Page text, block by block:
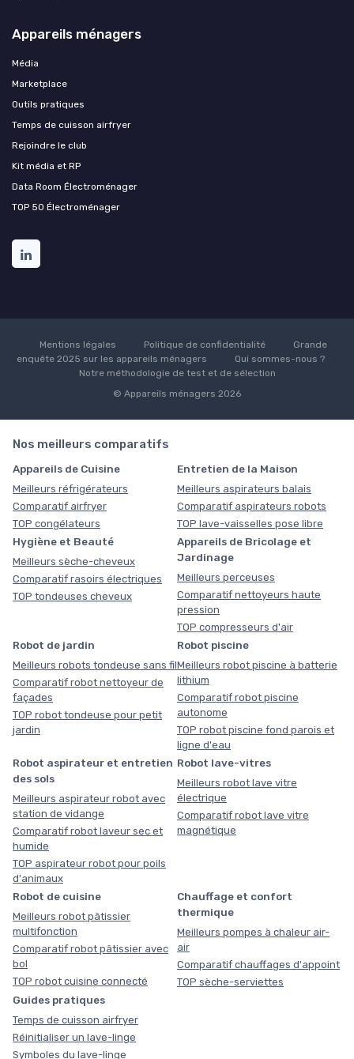
Appareils ménagers
Média
Marketplace
Outils pratiques
Temps de cuisson airfryer
Rejoindre le club
Kit média et RP
Data Room Électroménager
TOP 50 Électroménager
Mentions légales Politique de confidentialité
Grande
enquête 2025 sur les appareils ménagers
Qui sommes-nous ?
Notre méthodologie de test et de sélection
© Appareils ménagers 2026
Nos meilleurs comparatifs
Appareils de Cuisine
Meilleurs réfrigérateurs
Comparatif airfryer
TOP congélateurs
Entretien de la Maison
Meilleurs aspirateurs balais
Comparatif aspirateurs robots
TOP lave-vaisselles pose libre
Hygiène et Beauté
Meilleurs sèche-cheveux
Comparatif rasoirs électriques
TOP tondeuses cheveux
Appareils de Bricolage et
Jardinage
Meilleurs perceuses
Comparatif nettoyeurs haute
pression
TOP compresseurs d'air
Robot de jardin
Meilleurs robots tondeuse sans fil
Comparatif robot nettoyeur de
façades
TOP robot tondeuse pour petit
jardin
Robot piscine
Meilleurs robot piscine à batterie
lithium
Comparatif robot piscine
autonome
TOP robot piscine fond parois et
ligne d'eau
Robot aspirateur et entretien
des sols
Meilleurs aspirateur robot avec
station de vidange
Comparatif robot laveur sec et
humide
TOP aspirateur robot pour poils
d'animaux
Robot lave-vitres
Meilleurs robot lave vitre
électrique
Comparatif robot lave vitre
magnétique
Robot de cuisine
Meilleurs robot pâtissier
multifonction
Comparatif robot pâtissier avec
bol
TOP robot cuisine connecté
Chauffage et confort
thermique
Meilleurs pompes à chaleur air-
air
Comparatif chauffages d'appoint
TOP sèche-serviettes
Guides pratiques
Temps de cuisson airfryer
Réinitialiser un lave-linge
Symboles du lave-linge